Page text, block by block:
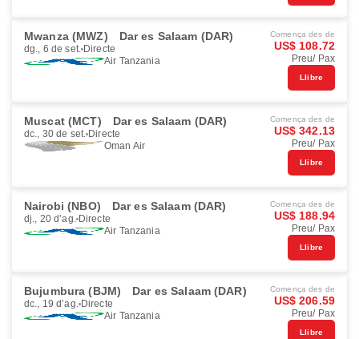
Mwanza (MWZ) Dar es Salaam (DAR)
dg., 6 de set. Directe
Air Tanzania
Comença des de
US$ 108.72
Preu/ Pax
Llibre
Muscat (MCT) Dar es Salaam (DAR)
dc., 30 de set. Directe
Oman Air
Comença des de
US$ 342.13
Preu/ Pax
Llibre
Nairobi (NBO) Dar es Salaam (DAR)
dj., 20 d’ag. Directe
Air Tanzania
Comença des de
US$ 188.94
Preu/ Pax
Llibre
Bujumbura (BJM) Dar es Salaam (DAR)
dc., 19 d’ag. Directe
Air Tanzania
Comença des de
US$ 206.59
Preu/ Pax
Llibre